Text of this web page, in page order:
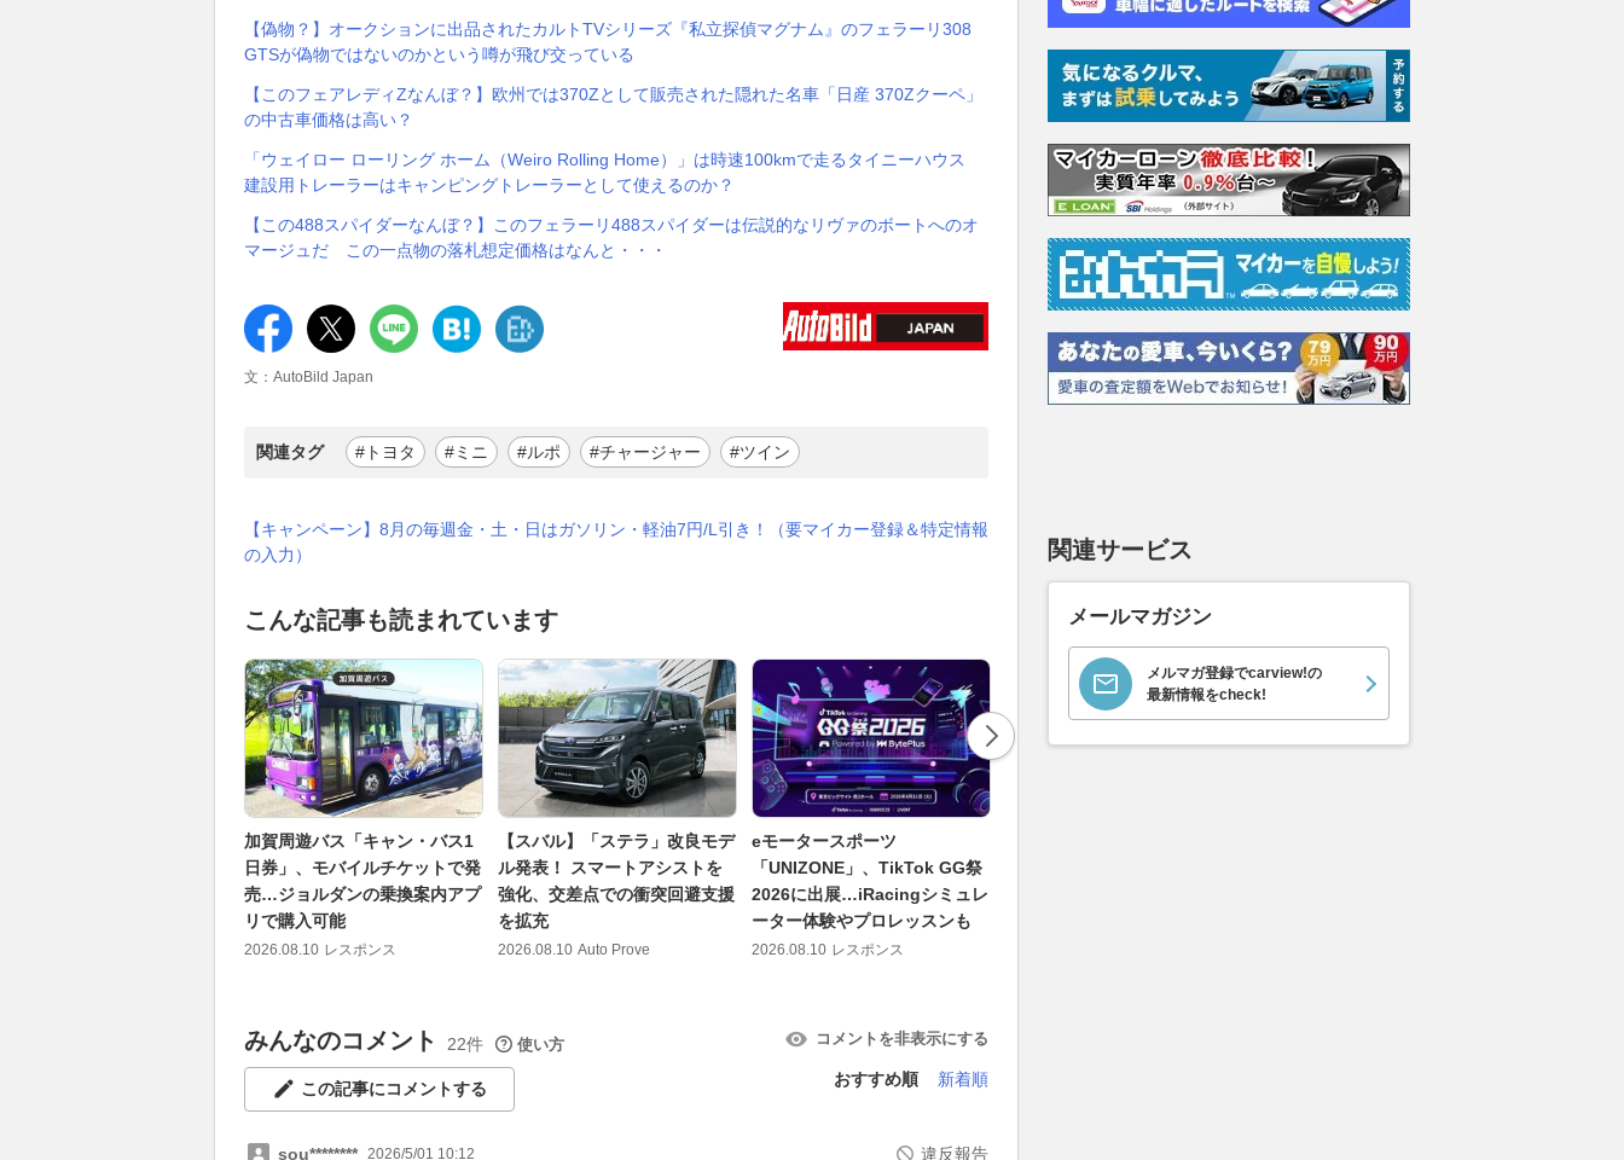
【偽物？】オークションに出品されたカルトTVシリーズ『私立探偵マグナム』のフェラーリ308
GTSが偽物ではないのかという噂が飛び交っている
【このフェアレディZなんぼ？】欧州では370Zとして販売された隠れた名車「日産 370Zクーペ」
の中古車価格は高い？
「ウェイロー ローリング ホーム（Weiro Rolling Home）」は時速100kmで走るタイニーハウス
建設用トレーラーはキャンピングトレーラーとして使えるのか？
【この488スパイダーなんぼ？】このフェラーリ488スパイダーは伝説的なリヴァのボートへのオ
マージュだ この一点物の落札想定価格はなんと・・・
文：AutoBild Japan
関連タグ #トヨタ #ミニ #ルポ #チャージャー #ツイン
【キャンペーン】8月の毎週金・土・日はガソリン・軽油7円/L引き！（要マイカー登録＆特定情報
の入力）
こんな記事も読まれています
加賀周遊バス「キャン・バス1
日券」、モバイルチケットで発
売…ジョルダンの乗換案内アプ
リで購入可能
2026.08.10 レスポンス
【スバル】「ステラ」改良モデ
ル発表！ スマートアシストを
強化、交差点での衝突回避支援
を拡充
2026.08.10 Auto Prove
eモータースポーツ
「UNIZONE」、TikTok GG祭
2026に出展…iRacingシミュレ
ーター体験やプロレッスンも
2026.08.10 レスポンス
みんなのコメント 22件 使い方 コメントを非表示にする
この記事にコメントする
おすすめ順 新着順
sou******** 2026/5/01 10:12 違反報告
関連サービス
メールマガジン
メルマガ登録でcarview!の
最新情報をcheck!